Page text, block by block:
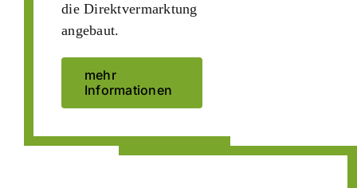
die Direktvermarktung
angebaut.
mehr
Informationen